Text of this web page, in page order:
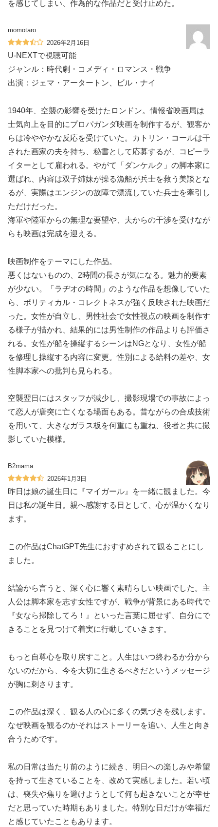
を感じてしまい、作為的な作品だと受け止めた。
momotaro
2026年2月16日
U-NEXTで視聴可能
ジャンル：時代劇・コメディ・ロマンス・戦争
出演：ジェマ・アータートン、ビル・ナイ
1940年、空襲の影響を受けたロンドン。情報省映画局は
士気向上を目的にプロパガンダ映画を制作するが、観客か
らは冷ややかな反応を受けていた。カトリン・コールは干
された画家の夫を持ち、秘書として応募するが、コピーラ
イターとして雇われる。やがて「ダンケルク」の脚本家に
選ばれ、内容は双子姉妹が操る漁船が兵士を救う美談とな
るが、実際はエンジンの故障で漂流していた兵士を牽引し
ただけだった。
海軍や陸軍からの無理な要望や、夫からの干渉を受けなが
らも映画は完成を迎える。
映画制作をテーマにした作品。
悪くはないものの、2時間の長さが気になる。魅力的要素
が少ない。「ラヂオの時間」のような作品を想像していた
ら、ポリティカル・コレクトネスが強く反映された映画だ
った。女性が自立し、男性社会で女性視点の映画を制作す
る様子が描かれ、結果的には男性制作の作品よりも評価さ
れる。女性が船を操縦するシーンはNGとなり、女性が船
を修理し操縦する内容に変更。性別による給料の差や、女
性脚本家への批判も見られる。
空襲翌日にはスタッフが減少し、撮影現場での事故によっ
て恋人が唐突に亡くなる場面もある。昔ながらの合成技術
を用いて、大きなガラス板を何重にも重ね、役者と共に撮
影していた模様。
B2mama
2026年1月3日
昨日は娘の誕生日に『マイガール』を一緒に観ました。今
日は私の誕生日。親へ感謝する日として、心が温かくなり
ます。
この作品はChatGPT先生におすすめされて観ることにし
ました。
結論から言うと、深く心に響く素晴らしい映画でした。主
人公は脚本家を志す女性ですが、戦争が背景にある時代で
『女なら掃除してろ！』といった言葉に屈せず、自分にで
きることを見つけて着実に行動していきます。
もっと自尊心を取り戻すこと。人生はいつ終わるか分から
ないのだから、今を大切に生きるべきだというメッセージ
が胸に刺さります。
この作品は深く、観る人の心に多くの気づきを残します。
なぜ映画を観るのかそれはストーリーを追い、人生と向き
合うためです。
私の日常は当たり前のように続き、明日への楽しみや希望
を持って生きていることを、改めて実感しました。若い頃
は、喪失や焦りを避けようとして何も起きないことが幸せ
だと思っていた時期もありました。特別な日だけが幸福だ
と感じていたこともあります。